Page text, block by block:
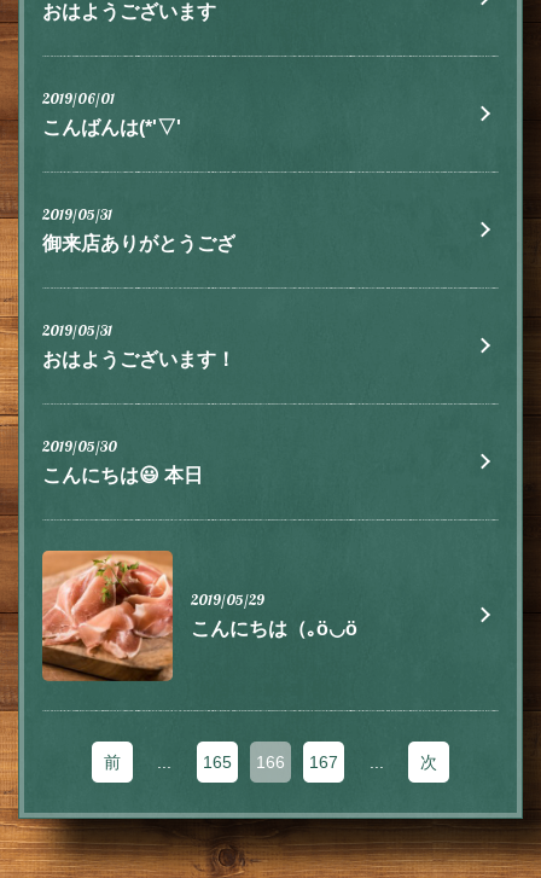
おはようございます
2019/06/01
こんばんは(*'▽'
2019/05/31
御来店ありがとうござ
2019/05/31
おはようございます！
2019/05/30
こんにちは😃 本日
2019/05/29
こんにちは（｡ӧ◡ӧ
前 ... 165 166 167 ... 次
ニング555（ファイブ）川越
埼玉県川越市脇田本町9-5第8アーバンライフビルヂング2F
https://555.owst.jp/blogs
お店情報をコピー